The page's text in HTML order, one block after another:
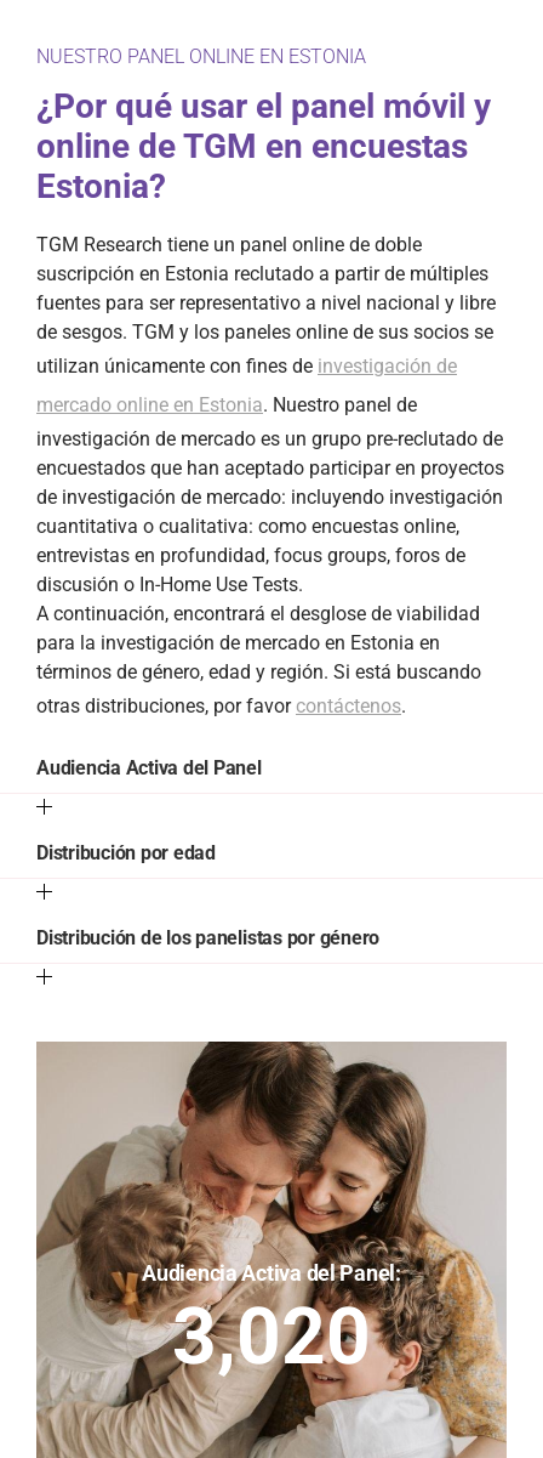
NUESTRO PANEL ONLINE EN ESTONIA
¿Por qué usar el panel móvil y
online de TGM en encuestas
Estonia?
TGM Research tiene un panel online de doble
suscripción en Estonia reclutado a partir de múltiples
fuentes para ser representativo a nivel nacional y libre
de sesgos. TGM y los paneles online de sus socios se
utilizan únicamente con fines de investigación de
mercado online en Estonia. Nuestro panel de
investigación de mercado es un grupo pre-reclutado de
encuestados que han aceptado participar en proyectos
de investigación de mercado: incluyendo investigación
cuantitativa o cualitativa: como encuestas online,
entrevistas en profundidad, focus groups, foros de
discusión o In-Home Use Tests.
A continuación, encontrará el desglose de viabilidad
para la investigación de mercado en Estonia en
términos de género, edad y región. Si está buscando
otras distribuciones, por favorcontáctenos.
Audiencia Activa del Panel
Distribución por edad
Distribución de los panelistas por género
Audiencia Activa del Panel:
3,020